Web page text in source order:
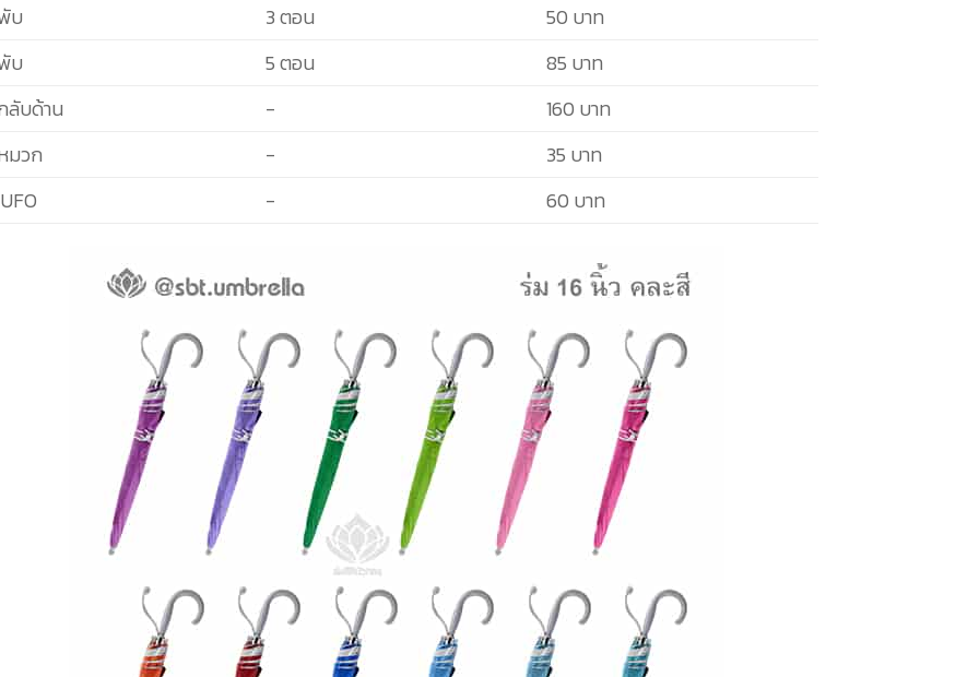
บ
3 ตอน
50 บาท
บ
5 ตอน
85 บาท
ลับด้าน
-
160 บาท
มวก
-
35 บาท
- 60 บาท